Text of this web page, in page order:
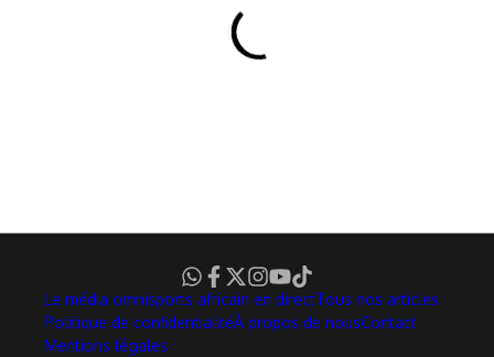
Le média omnisports africain en directTous nos articles
Politique de confidentialitéÀ propos de nousContact
Mentions légales